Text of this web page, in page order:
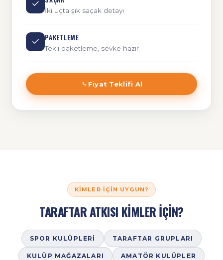
İki uçta şık saçak detayı
PAKETLEME
Tekli paketleme, sevke hazır
Fiyat Teklifi Al
KIMLER İÇIN UYGUN?
TARAFTAR ATKISI KİMLER İÇİN?
SPOR KULÜPLERI TARAFTAR GRUPLARI
KULÜP MAĞAZALARI AMATÖR KULÜPLER